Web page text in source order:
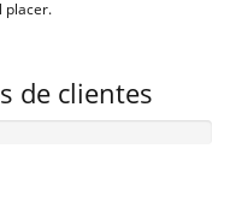
placer.
de clientes